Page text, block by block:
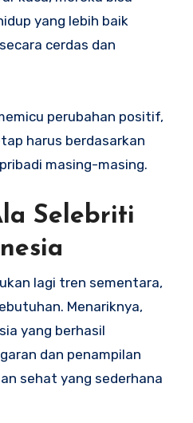
yang lebih baik
cerdas dan
perubahan positif,
harus berdasarkan
masing-masing.
Selebriti
lagi tren sementara,
Menariknya,
yang berhasil
dan penampilan
sehat yang sederhana